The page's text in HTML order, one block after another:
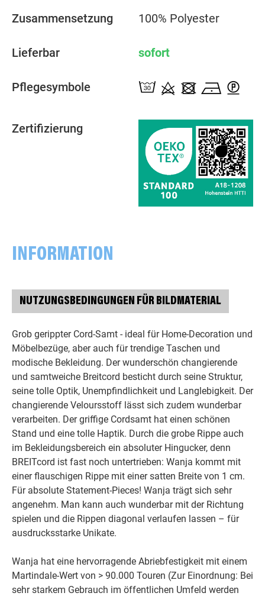
Zusammensetzung 100% Polyester
Lieferbar sofort
Pflegesymbole
Zertifizierung
INFORMATION
NUTZUNGSBEDINGUNGEN FÜR BILDMATERIAL
Grob gerippter Cord-Samt - ideal für Home-Decoration und
Möbelbezüge, aber auch für trendige Taschen und
modische Bekleidung. Der wunderschön changierende
und samtweiche Breitcord besticht durch seine Struktur,
seine tolle Optik, Unempfindlichkeit und Langlebigkeit. Der
changierende Veloursstoff lässt sich zudem wunderbar
verarbeiten. Der griffige Cordsamt hat einen schönen
Stand und eine tolle Haptik. Durch die grobe Rippe auch
im Bekleidungsbereich ein absoluter Hingucker, denn
BREITcord ist fast noch untertrieben: Wanja kommt mit
einer flauschigen Rippe mit einer satten Breite von 1 cm.
Für absolute Statement-Pieces! Wanja trägt sich sehr
angenehm. Man kann auch wunderbar mit der Richtung
spielen und die Rippen diagonal verlaufen lassen – für
ausdrucksstarke Unikate.
Wanja hat eine hervorragende Abriebfestigkeit mit einem
Martindale-Wert von > 90.000 Touren (Zur Einordnung: Bei
sehr starkem Gebrauch im öffentlichen Umfeld werden